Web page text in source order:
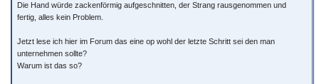
Die Hand würde zackenförmig aufgeschnitten, der Strang rausgenommen und
fertig, alles kein Problem.
Jetzt lese ich hier im Forum das eine op wohl der letzte Schritt sei den man
unternehmen sollte?
Warum ist das so?